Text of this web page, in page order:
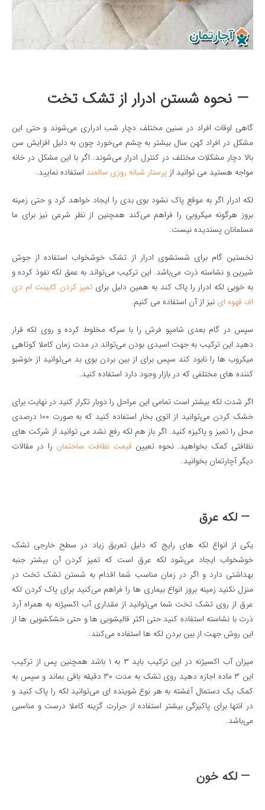
— نحوه شستن ادرار از تشک تخت
گاهی اوقات افراد در سنین مختلف دچار شب ادراری می‌شوند و حتی این
مشکل در افراد کهن سال بیشتر به چشم می‌خورد چون به دلیل افزایش سن
بالا دچار مشکلات مختلف در کنترل ادرار می‌شوند. اگر با این مشکل در خانه
مواجه هستید می توانید ازپرستار شبانه روزی سالمند استفاده نمایید.
لکه ادرار اگر به موقع پاک نشود بوی بدی را ایجاد خواهد کرد و حتی زمینه
بروز هرگونه میکروبی را فراهم می‌کند همچنین از نظر شرعی نیز برای ما
مسلمانان پسندیده نیست.
نخستین گام برای شستشوی ادرار از تشک خوشخواب استفاده از جوش
شیرین و نشاسته ذرت می‌باشد. این ترکیب می‌تواند به عمق لکه نفوذ کرده و
به خوبی لکه ادرار را پاک کند به همین دلیل برای تميز كردن كابينت ام دي
اف قهوه ای نیز از آن استفاده می کنیم.
سپس در گام بعدی شامپو فرش را با سرکه مخلوط کرده و روی لکه قرار
دهید این ترکیب به جهت اسیدی بودن می‌تواند در مدت زمان کاملا کوتاهی
میکروب ها را نابود کند سپس برای از بین بردن بوی بد می‌توانید از خوشبو
کننده های مختلفی که در بازار وجود دارد استفاده کنید.
اگر شدت لکه بیشتر است تمامی این مراحل را دوبار تکرار کنید در نهایت برای
خشک کردن می‌توانید از اتوی بخار استفاده کنید که به صورت ۱۰۰ درصدی
محل را تمیز و پاکیزه کنید. اگر باز هم لکه رفع نشد می توانید از شرکت های
نظافتی کمک بخواهید. نحوه تعیین قیمت نظافت ساختمان را در مقالات
دیگر آچارتمان بخوانید.
— لکه عرق
یکی از انواع لکه های رایج که دلیل تعریق زیاد در سطح خارجی تشک
خوشخواب ایجاد می‌شود لکه عرق است که تمیز کردن آن بیشتر جنبه
بهداشتی دارد و اگر در زمان مناسب شما اقدام به شستن تشک تخت در
منزل نکنید زمینه بروز انواع بیماری ها را فراهم می‌کنید برای پاک کردن لکه
عرق از روی تشک تخت شما می‌توانید از مقداری آب اکسیژنه به همراه آرد
ذرت با نشاسته استفاده کنید حتی اکثر قالیشویی ها و حتی خشکشویی ها از
این روش جهت از بین بردن لکه ها استفاده می‌کنند.
میزان آب اکسیژنه در این ترکیب باید ۳ به ۱ باشد همچنین پس از ترکیب
این ۳ ماده اجازه دهید روی تشک به مدت ۳۰ دقیقه باقی بماند و سپس به
کمک یک دستمال آغشته به هر نوع شوینده ای می‌توانید لکه را پاک کنید و
در انتها برای پاکیزگی بیشتر استفاده از حرارت گزینه کاملا درست و مناسبی
می‌باشد.
— لکه خون